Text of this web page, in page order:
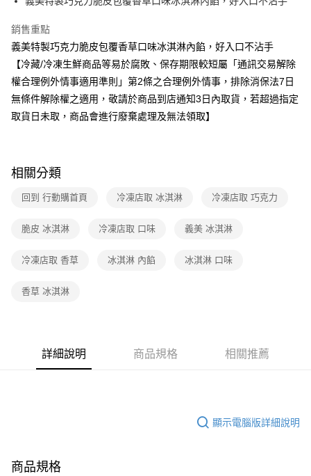
免運費
銷售重點
義美特製巧克力脆皮包覆香草口味冰淇淋內餡，好入口不沾手
【冷藏/冷凍生鮮商品等易於腐敗、保存期限較短屬「通訊交易解除
權合理例外情事適用準則」第2條之合理例外情事，排除消保法7日
無條件解除權之適用，敬請於商品到店通知3日內取貨，若超過指定
取貨日未取，商品會進行廢棄處理及無法領取】
相關分類
回到 行動購首頁 冷凍店取 冰淇淋 冷凍店取 巧克力
脆皮 冰淇淋 冷凍店取 口味 義美 冰淇淋
冷凍店取 香草 冰淇淋 內餡 冰淇淋 口味
香草 冰淇淋
詳細說明 商品規格 相關推薦
顯示電腦版詳細說明
商品規格